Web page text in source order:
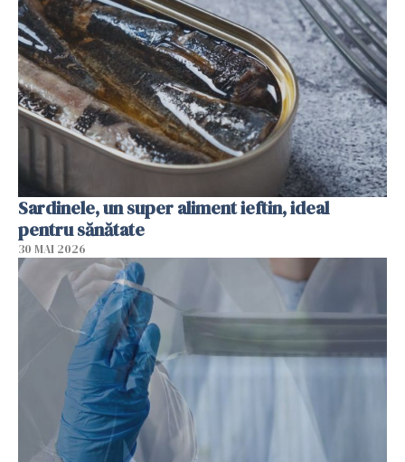
Sardinele, un super aliment ieftin, ideal
pentru sănătate
30 MAI 2026